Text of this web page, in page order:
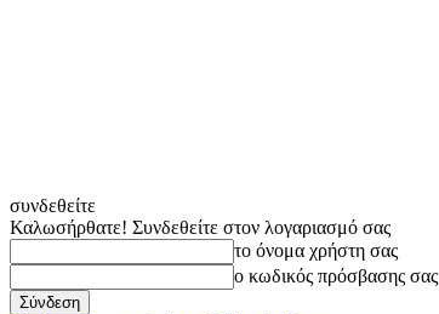
συνδεθείτε
Καλωσήρθατε! Συνδεθείτε στον λογαριασμό σας
το όνομα χρήστη σας
ο κωδικός πρόσβασης σας